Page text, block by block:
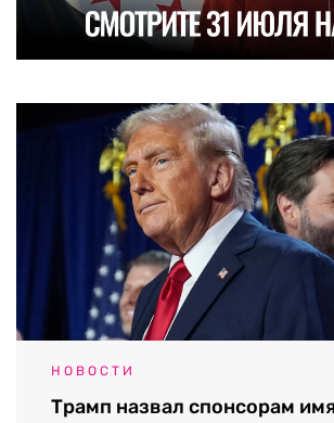
НОВОСТИ
Трамп назвал спонсорам